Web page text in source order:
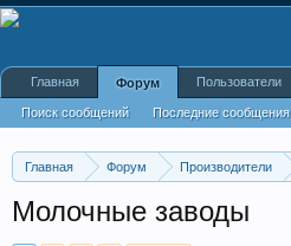
Главная Форум
Производители
Молочные заводы
Главная Форум
Поиск сообщений Последние сообщения
Пользователи